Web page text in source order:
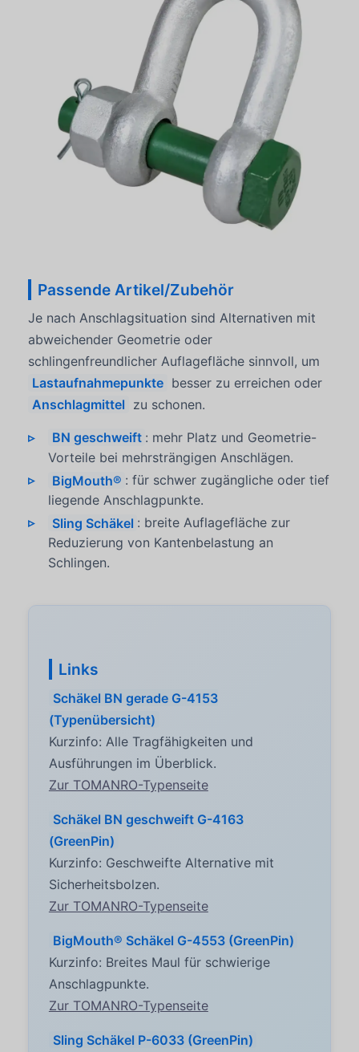
Passende Artikel/Zubehör
Je nach Anschlagsituation sind Alternativen mit
abweichender Geometrie oder
schlingenfreundlicher Auflagefläche sinnvoll, um
Lastaufnahmepunkte besser zu erreichen oder
Anschlagmittel zu schonen.
BN geschweift : mehr Platz und Geometrie-
Vorteile bei mehrsträngigen Anschlägen.
BigMouth® : für schwer zugängliche oder tief
liegende Anschlagpunkte.
Sling Schäkel : breite Auflagefläche zur
Reduzierung von Kantenbelastung an
Schlingen.
Links
Schäkel BN gerade G-4153
(Typenübersicht)
Kurzinfo: Alle Tragfähigkeiten und
Ausführungen im Überblick.
Zur TOMANRO-Typenseite
Schäkel BN geschweift G-4163
(GreenPin)
Kurzinfo: Geschweifte Alternative mit
Sicherheitsbolzen.
Zur TOMANRO-Typenseite
BigMouth® Schäkel G-4553 (GreenPin)
Kurzinfo: Breites Maul für schwierige
Anschlagpunkte.
Zur TOMANRO-Typenseite
Sling Schäkel P-6033 (GreenPin)